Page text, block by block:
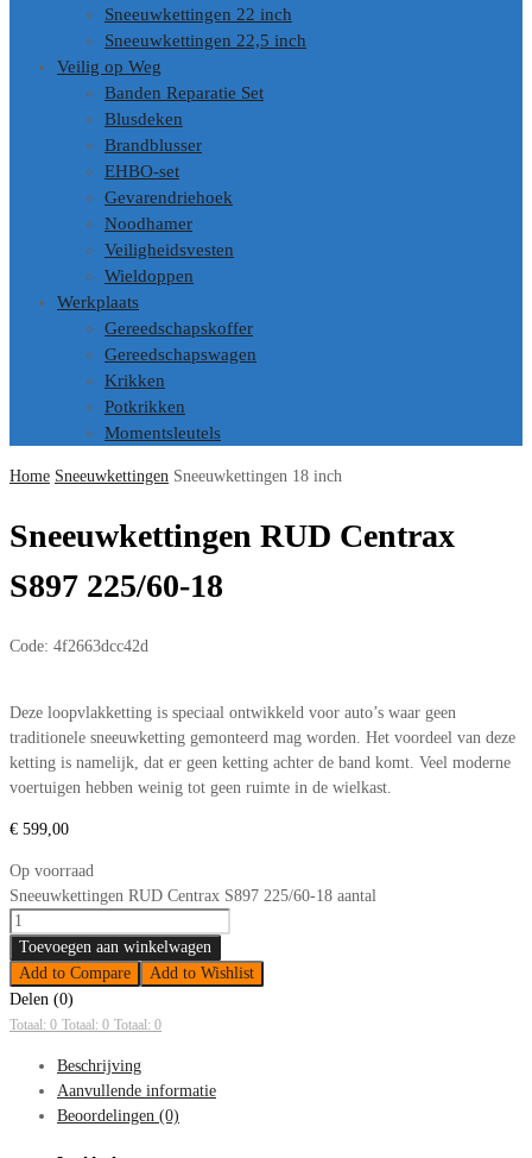
Sneeuwkettingen 22 inch
Sneeuwkettingen 22,5 inch
Veilig op Weg
Banden Reparatie Set
Blusdeken
Brandblusser
EHBO-set
Gevarendriehoek
Noodhamer
Veiligheidsvesten
Wieldoppen
Werkplaats
Gereedschapskoffer
Gereedschapswagen
Krikken
Potkrikken
Momentsleutels
Home Sneeuwkettingen Sneeuwkettingen 18 inch
Sneeuwkettingen RUD Centrax
S897 225/60-18
Code: 4f2663dcc42d
Deze loopvlakketting is speciaal ontwikkeld voor auto’s waar geen
traditionele sneeuwketting gemonteerd mag worden. Het voordeel van deze
ketting is namelijk, dat er geen ketting achter de band komt. Veel moderne
voertuigen hebben weinig tot geen ruimte in de wielkast.
€ 599,00
Op voorraad
Sneeuwkettingen RUD Centrax S897 225/60-18 aantal
Toevoegen aan winkelwagen
Add to Compare
Add to Wishlist
Delen (0)
Totaal: 0 Totaal: 0 Totaal: 0
Beschrijving
Aanvullende informatie
Beoordelingen (0)